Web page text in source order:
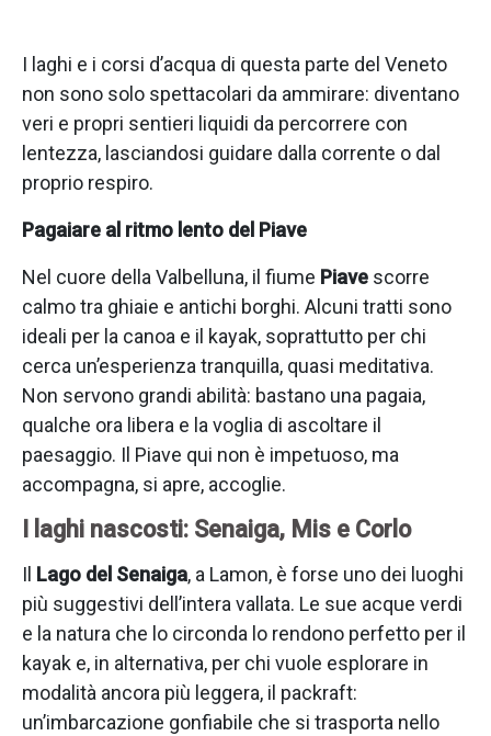
I laghi e i corsi d’acqua di questa parte del Veneto
non sono solo spettacolari da ammirare: diventano
veri e propri sentieri liquidi da percorrere con
lentezza, lasciandosi guidare dalla corrente o dal
proprio respiro.
Pagaiare al ritmo lento del Piave
Nel cuore della Valbelluna, il fiume Piave scorre
calmo tra ghiaie e antichi borghi. Alcuni tratti sono
ideali per la canoa e il kayak, soprattutto per chi
cerca un’esperienza tranquilla, quasi meditativa.
Non servono grandi abilità: bastano una pagaia,
qualche ora libera e la voglia di ascoltare il
paesaggio. Il Piave qui non è impetuoso, ma
accompagna, si apre, accoglie.
I laghi nascosti: Senaiga, Mis e Corlo
Il Lago del Senaiga, a Lamon, è forse uno dei luoghi
più suggestivi dell’intera vallata. Le sue acque verdi
e la natura che lo circonda lo rendono perfetto per il
kayak e, in alternativa, per chi vuole esplorare in
modalità ancora più leggera, il packraft:
un’imbarcazione gonfiabile che si trasporta nello